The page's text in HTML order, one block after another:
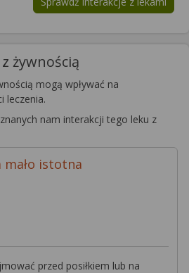
żywnością
mogą wpływać na
leczenia.
nam interakcji tego leku z
mało istotna
przed posiłkiem lub na